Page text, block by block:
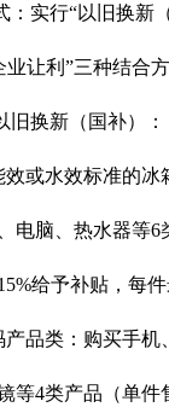
：实行“以旧换新
让利”三种结合方
旧换新（国补）
或水效标准的冰
电脑、热水器等6
给予补贴，每
产品类：购买手机
等4类产品（单件